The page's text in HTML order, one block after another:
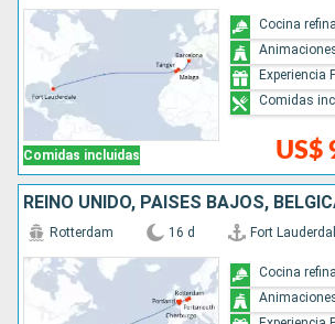
Comidas incluidas US$
Cocina
Experiencia
Comidas
Rotterdam 16 d Fort
Cocina